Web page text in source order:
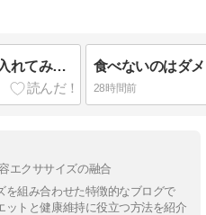
玄米ダイエットを日常に取り入れてみる？
28時間前
エクササイズの融合
を組み合わせた特徴的なブログで
トと健康維持に役立つ方法を紹介